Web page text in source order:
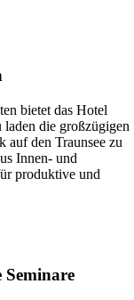
bietet das Hotel
laden die großzügigen
auf den Traunsee zu
Innen- und
produktive und